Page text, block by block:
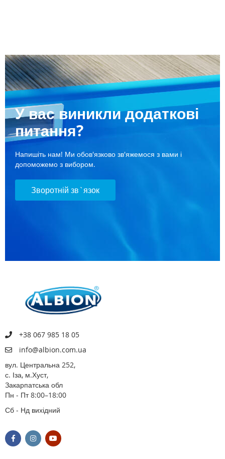
У вас виникли додаткові
питання?
Напишіть нам! Ми обов'язково зв'яжемося з вами і
допоможемо з вибором.
Зворотній зв`язок
+38 067 985 18 05
info@albion.com.ua
вул. Центральна 252,
с. Іза, м.Хуст,
Закарпатська обл
Пн - Пт 8:00–18:00
Сб - Нд вихідний